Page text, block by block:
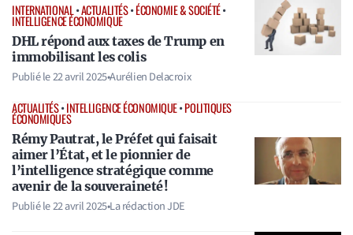
INTERNATIONAL•ACTUALITÉS•ÉCONOMIE & SOCIÉTÉ•
INTELLIGENCE ÉCONOMIQUE
DHL répond aux taxes de Trump en
immobilisant les colis
Publié le22 avril 2025•Aurélien Delacroix
ACTUALITÉS•INTELLIGENCE ÉCONOMIQUE•POLITIQUES
ÉCONOMIQUES
Rémy Pautrat, le Préfet qui faisait
aimer l’État, et le pionnier de
l’intelligence stratégique comme
avenir de la souveraineté !
Publié le22 avril 2025•La rédaction JDE